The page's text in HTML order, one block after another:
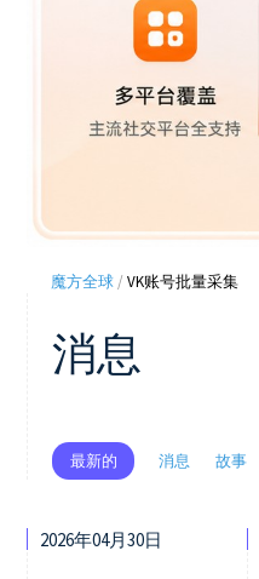
魔方全球 /VK账号批量采集
消息
最新的 消息 故事
2026年04月30日